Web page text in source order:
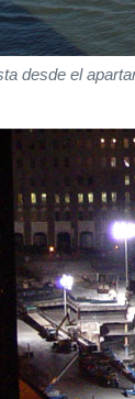
desde el